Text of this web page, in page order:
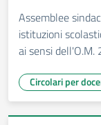
Assemblee
istituzioni
ai sensi
Circolari per